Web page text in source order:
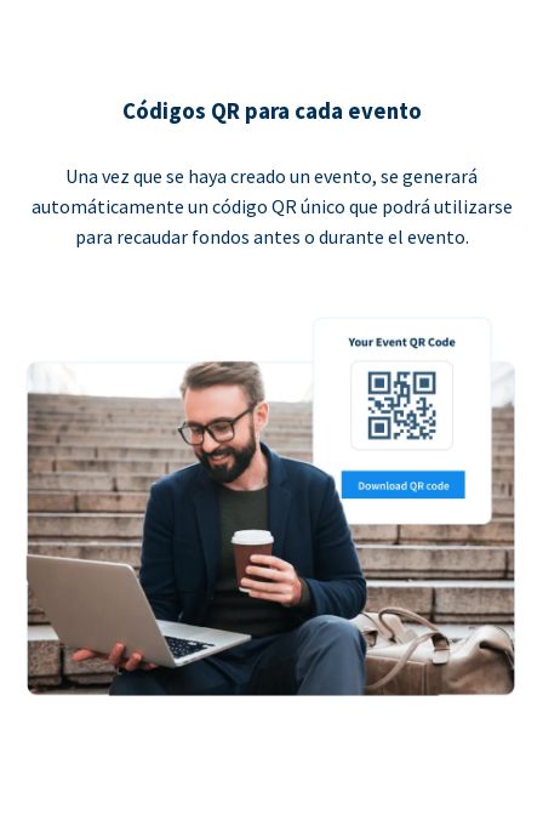
Códigos QR para cada evento
Una vez que se haya creado un evento, se generará
automáticamente un código QR único que podrá utilizarse
para recaudar fondos antes o durante el evento.